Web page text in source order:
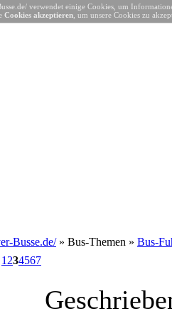
verwendet einige Cookies, um
Cookies akzeptieren , um unsere Cookies zu
Busse.de/» Bus-Themen » Bus-
1 234567